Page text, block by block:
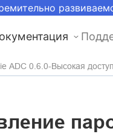
ADC 0.6.0 Высокая